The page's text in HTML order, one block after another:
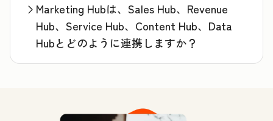
Marketing Hubは、Sales Hub、Revenue
Hub、Service Hub、Content Hub、Data
Hubとどのように連携しますか？